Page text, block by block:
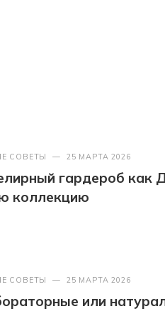
СОВЕТЫ — 25 МАРТА 2026
гардероб как
коллекцию
СОВЕТЫ — 25 МАРТА 2026
или